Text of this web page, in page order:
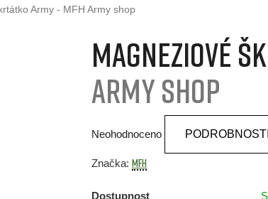
Army - MFH Army shop
Magneziové
Army shop
produktu
Neohodnoceno
Značka: MFH
Dostupnost